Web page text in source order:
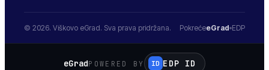
© 2026. Viškovo eGrad. Sva prava pridržana. PokrećeeGrad EDP
eGradPOWERED BY ID EDP ID